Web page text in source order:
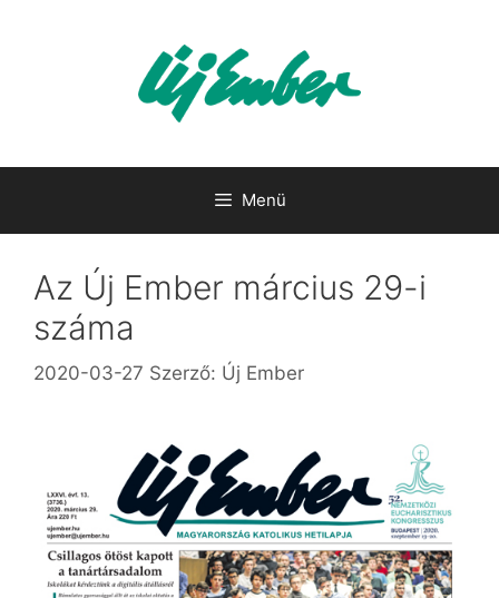
Menü
Az Új Ember március 29-i
száma
2020-03-27 Szerző: Új Ember